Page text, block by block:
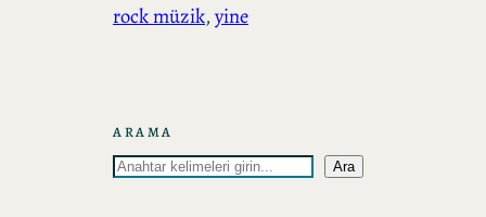
rock müzik, yine
ARAMA
A
Ara